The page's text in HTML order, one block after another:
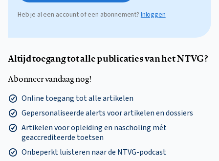
Heb je al een account of een abonnement?Inloggen
Altijd toegang tot alle publicaties van het NTVG?
Abonneer vandaag nog!
Online toegang tot alle artikelen
Gepersonaliseerde alerts voor artikelen en dossiers
Artikelen voor opleiding en nascholing mét
geaccrediteerde toetsen
Onbeperkt luisteren naar de NTVG-podcast